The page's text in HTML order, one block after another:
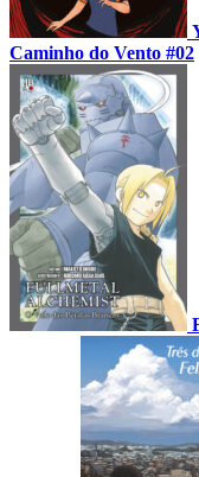
Caminho do Vento #02